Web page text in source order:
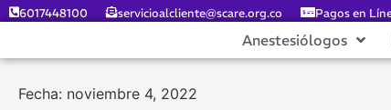
6017448100 servicioalcliente@scare.org.co Pagos en
Anestesiólogos
Fecha: noviembre 4, 2022